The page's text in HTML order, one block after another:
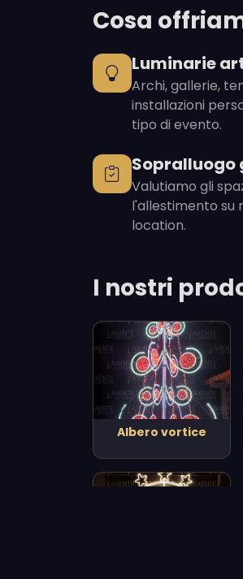
Cosa
Luminarie
Archi, gallerie,
installazioni
tipo di evento.
Valutiamo gli
l'allestimento su
location.
I nostri
Albero vortice